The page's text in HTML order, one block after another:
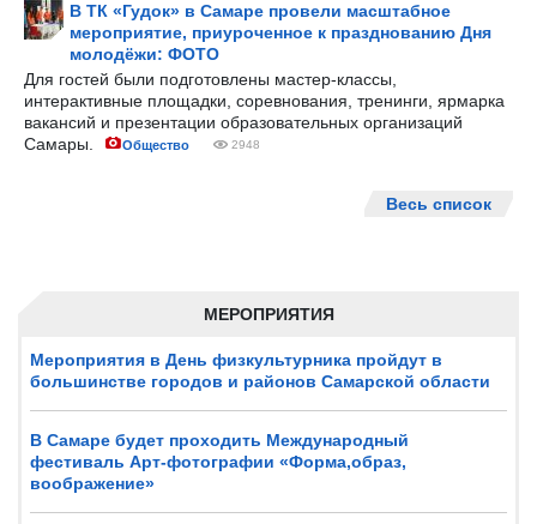
МЕРОПРИЯТИЯ
Мероприятия в День физкультурника пройдут в
большинстве городов и районов Самарской области
В Самаре будет проходить Международный
фестиваль Арт-фотографии «Форма,образ,
воображение»
В ТК «Гудок» в Самаре провели масштабное
мероприятие, приуроченное к празднованию Дня
молодёжи: ФОТО
Для гостей были подготовлены мастер-классы,
интерактивные площадки, соревнования, тренинги, ярмарка
вакансий и презентации образовательных организаций
Самары.
Общество 2948
Весь список